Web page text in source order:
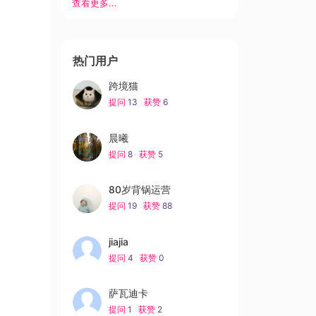
查看更多...
热门用户
跨境猫
提问 13 获赞 6
晨曦
提问 8 获赞 5
80岁背锅运营
提问 19 获赞 88
jiajia
提问 4 获赞 0
萨瓦迪卡
提问 1 获赞 2